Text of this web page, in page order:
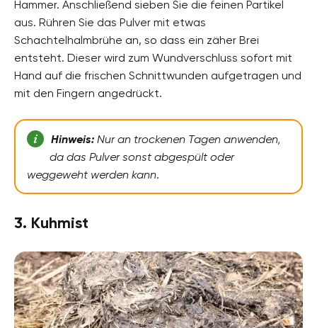
Hammer. Anschließend sieben Sie die feinen Partikel
aus. Rühren Sie das Pulver mit etwas
Schachtelhalmbrühe an, so dass ein zäher Brei
entsteht. Dieser wird zum Wundverschluss sofort mit
Hand auf die frischen Schnittwunden aufgetragen und
mit den Fingern angedrückt.
Hinweis: Nur an trockenen Tagen anwenden,
da das Pulver sonst abgespült oder
weggeweht werden kann.
3. Kuhmist